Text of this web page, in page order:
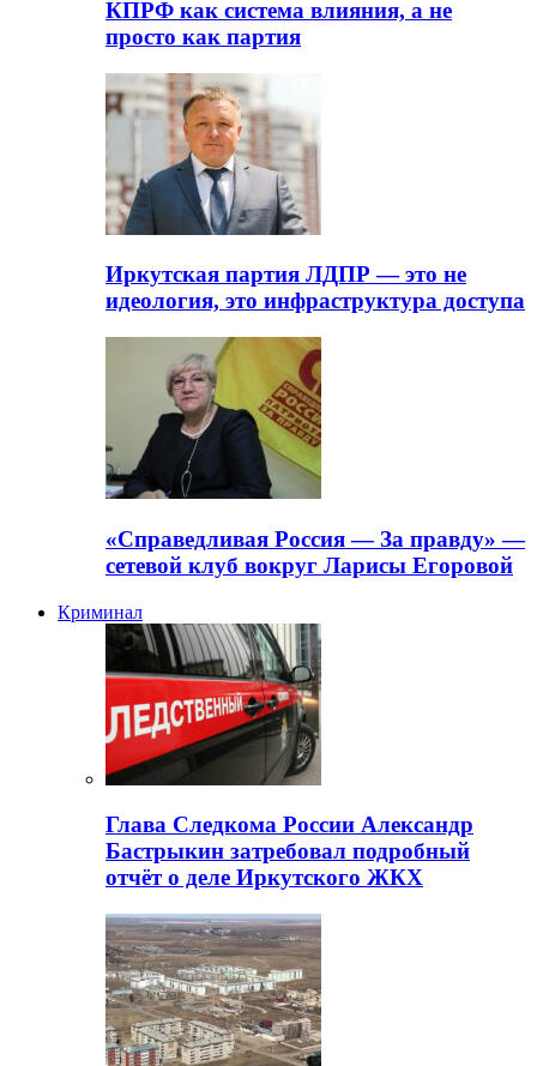
КПРФ как система влияния, а не
просто как партия
Иркутская партия ЛДПР — это не
идеология, это инфраструктура доступа
«Справедливая Россия — За правду» —
сетевой клуб вокруг Ларисы Егоровой
Криминал
Глава Следкома России Александр
Бастрыкин затребовал подробный
отчёт о деле Иркутского ЖКХ